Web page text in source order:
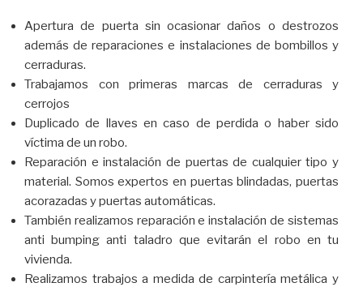
Apertura de puerta sin ocasionar daños o destrozos
además de reparaciones e instalaciones de bombillos y
cerraduras.
Trabajamos con primeras marcas de cerraduras y
cerrojos
Duplicado de llaves en caso de perdida o haber sido
víctima de un robo.
Reparación e instalación de puertas de cualquier tipo y
material. Somos expertos en puertas blindadas, puertas
acorazadas y puertas automáticas.
También realizamos reparación e instalación de sistemas
anti bumping anti taladro que evitarán el robo en tu
vivienda.
Realizamos trabajos a medida de carpintería metálica y